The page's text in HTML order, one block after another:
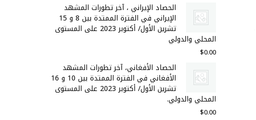
الحصاد الإيراني ، آخر تطورات المشهد
الإيراني في الفترة الممتدة بين 8 و 15
تشرين الأول/ أكتوبر 2023 على المستوى
المحلي والدولي
$0.00
الحصاد الأفغاني، آخر تطورات المشهد
الأفغاني في الفترة الممتدة بين 10 و 16
تشرين الأول/ أكتوبر 2023 على المستوى
المحلي والدولي.
$0.00